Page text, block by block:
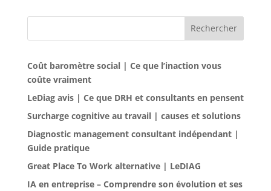
Rechercher
Coût baromètre social | Ce que l’inaction vous
coûte vraiment
LeDiag avis | Ce que DRH et consultants en pensent
Surcharge cognitive au travail | causes et solutions
Diagnostic management consultant indépendant |
Guide pratique
Great Place To Work alternative | LeDIAG
IA en entreprise – Comprendre son évolution et ses